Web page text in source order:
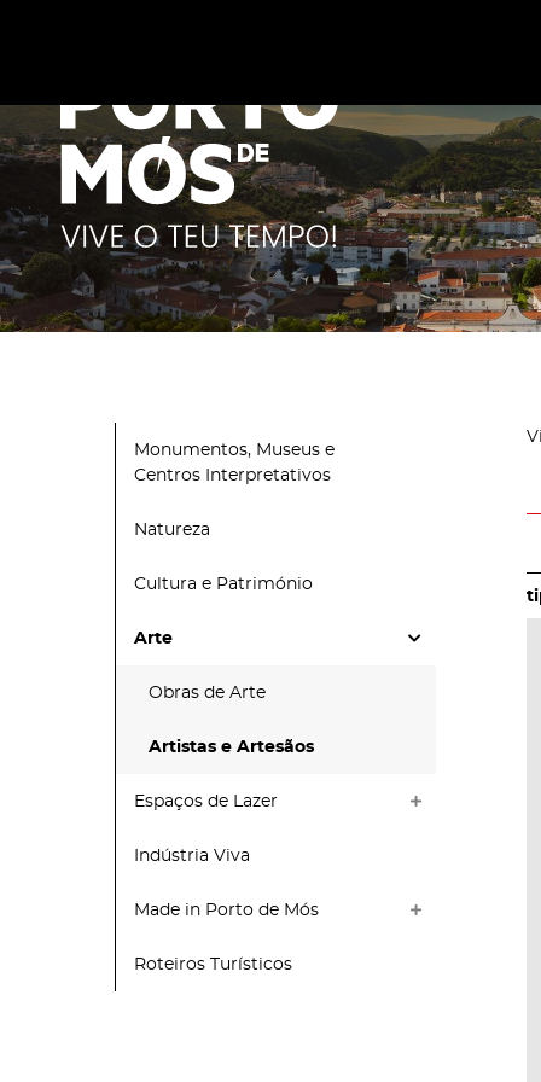
Monumentos, Museus e
Centros Interpretativos
Natureza
Cultura e Património
Arte
Obras de Arte
Artistas e Artesãos
Espaços de Lazer
Indústria Viva
Made in Porto de Mós
Roteiros Turísticos